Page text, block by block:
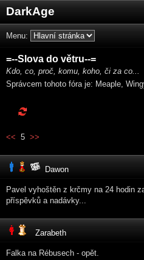
DarkAge
Menu:
=--Slova do větru--=
Kdo, co, proč, komu, koho, či za co...
Správcem tohoto fóra je: Meaple,
<< 5 >>
Dawon
Pavel vyhoštěn z krčmy na 24 hodin
příspěvků a nadávky...
Zarabeth
Falka na Rébusech - opět.